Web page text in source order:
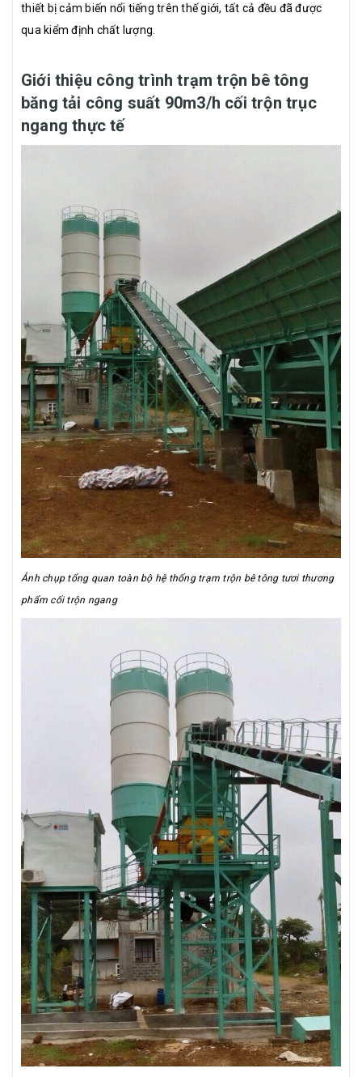
thiết bị cảm biến nổi tiếng trên thế giới, tất cả đều đã được
qua kiểm định chất lượng.
Giới thiệu công trình trạm trộn bê tông
băng tải công suất 90m3/h cối trộn trục
ngang thực tế
Ảnh chụp tổng quan toàn bộ hệ thống trạm trộn bê tông tươi thương
phẩm cối trộn ngang